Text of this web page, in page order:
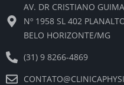
AV. DR CRISTIANO
Nº 1958 SL 402
BELO HORIZONTE/MG
(31) 9 8266-4869